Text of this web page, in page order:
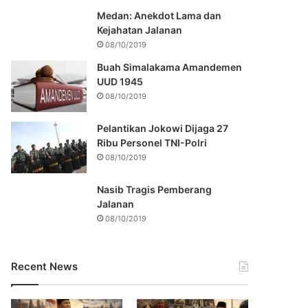
Medan: Anekdot Lama dan
Kejahatan Jalanan
08/10/2019
Buah Simalakama Amandemen
UUD 1945
08/10/2019
Pelantikan Jokowi Dijaga 27
Ribu Personel TNI-Polri
08/10/2019
Nasib Tragis Pemberang
Jalanan
08/10/2019
Recent News